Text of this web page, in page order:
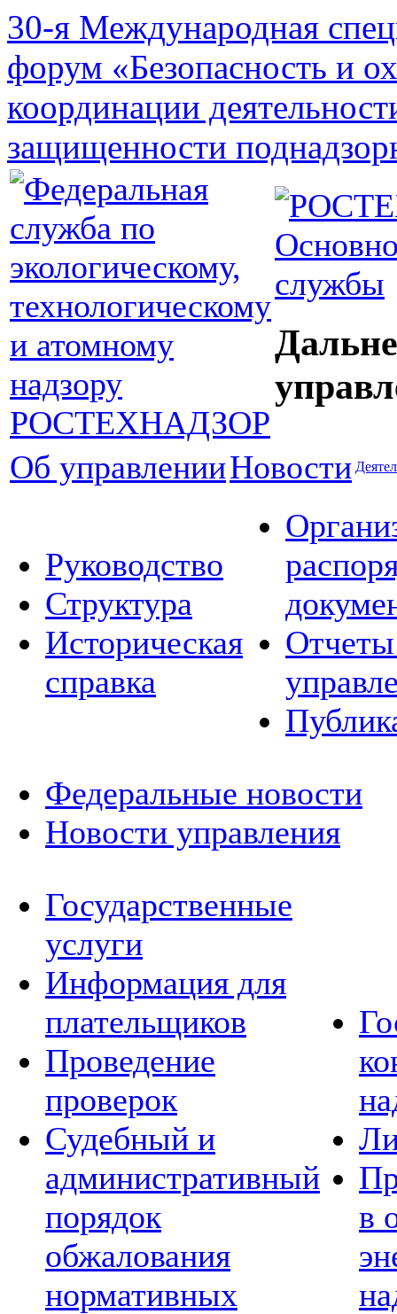
30-я Международная
форум «Безопасность и
координации
защищенности
службы
Об управленииНовости
Руководство
Структура
Историческая
справка
Отчеты
Федеральные новости
Новости управления
Государственные
услуги
Информация для
плательщиков
Проведение
проверок
Судебный и
административный
порядок
обжалования
нормативных
в